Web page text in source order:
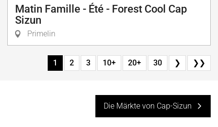
Matin Famille - Été - Forest Cool Cap
Sizun
Primelin
1 2 3 10+ 20+ 30 ❯ ❯❯
Die Märkte von Cap-Sizun